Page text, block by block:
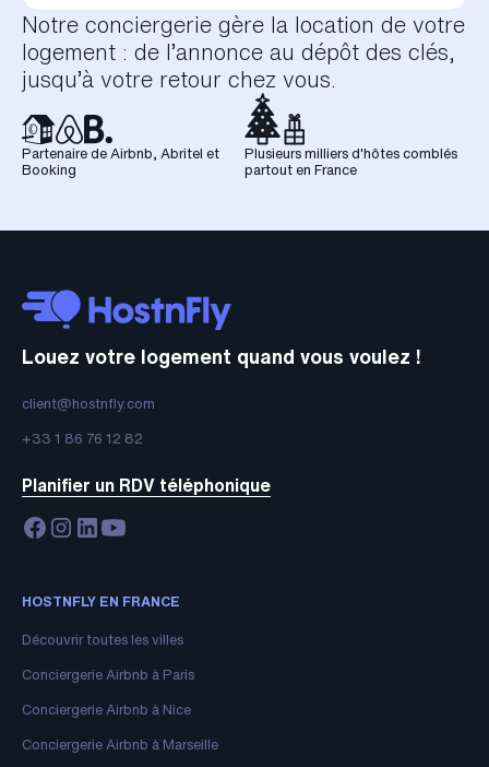
Notre conciergerie gère la location de votre
logement : de l’annonce au dépôt des clés,
jusqu’à votre retour chez vous.
Partenaire de Airbnb, Abritel et
Booking
Plusieurs milliers d'hôtes comblés
partout en France
Louez votre logement quand vous voulez !
client@hostnfly.com
+33 1 86 76 12 82
Planifier un RDV téléphonique
HOSTNFLY EN FRANCE
Découvrir toutes les villes
Conciergerie Airbnb à Paris
Conciergerie Airbnb à Nice
Conciergerie Airbnb à Marseille